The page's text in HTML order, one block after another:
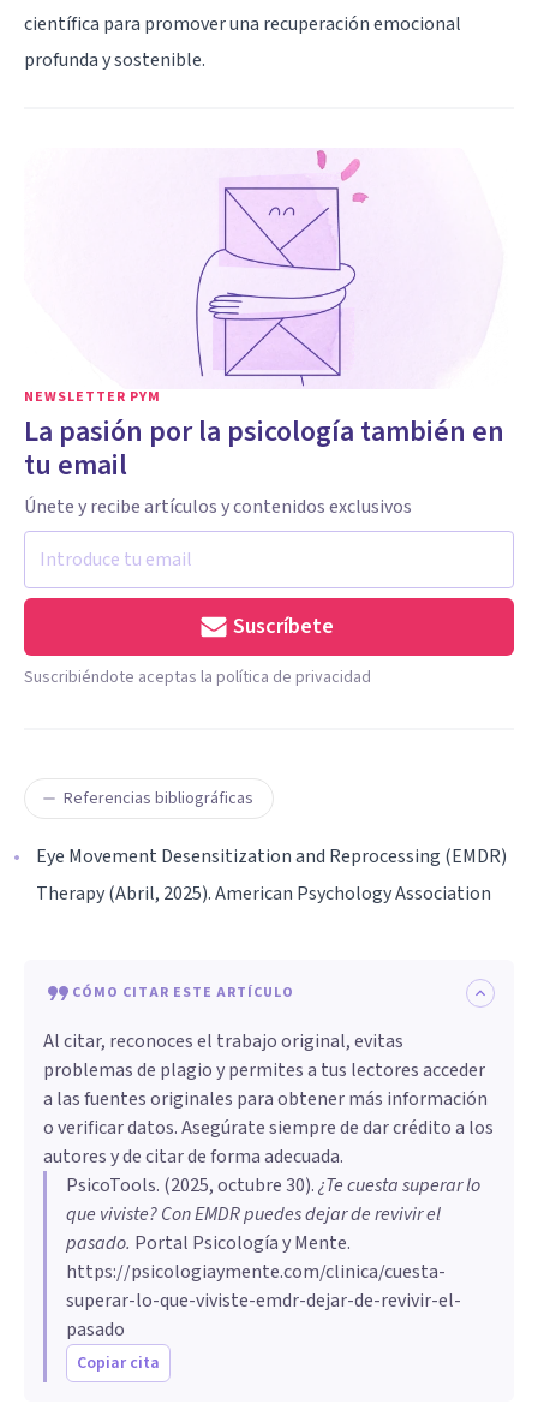
científica para promover una recuperación emocional
profunda y sostenible.
NEWSLETTER PYM
La pasión por la psicología también en
tu email
Únete y recibe artículos y contenidos exclusivos
Suscríbete
Suscribiéndote aceptas la política de privacidad
Referencias bibliográficas
Eye Movement Desensitization and Reprocessing (EMDR)
Therapy (Abril, 2025). American Psychology Association
CÓMO CITAR ESTE ARTÍCULO
Al citar, reconoces el trabajo original, evitas
problemas de plagio y permites a tus lectores acceder
a las fuentes originales para obtener más información
o verificar datos. Asegúrate siempre de dar crédito a los
autores y de citar de forma adecuada.
PsicoTools. (2025, octubre 30).¿Te cuesta superar lo
que viviste? Con EMDR puedes dejar de revivir el
pasado. Portal Psicología y Mente.
https://psicologiaymente.com/clinica/cuesta-
superar-lo-que-viviste-emdr-dejar-de-revivir-el-
pasado
Copiar cita